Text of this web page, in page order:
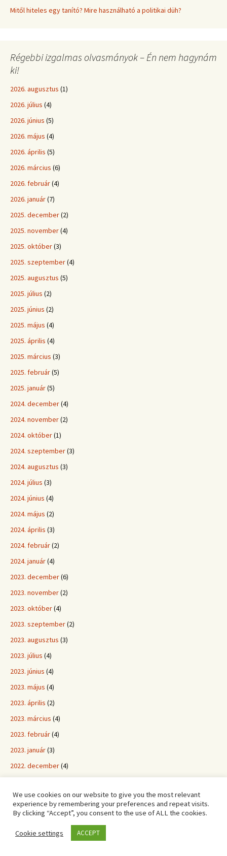
Mitől hiteles egy tanító? Mire használható a politikai düh?
Régebbi izgalmas olvasmányok – Én nem hagynám
ki!
2026. augusztus (1)
2026. július (4)
2026. június (5)
2026. május (4)
2026. április (5)
2026. március (6)
2026. február(4)
2026. január(7)
2025. december(2)
2025. november(4)
2025. október(3)
2025. szeptember(4)
2025. augusztus (5)
2025. július (2)
2025. június (2)
2025. május (4)
2025. április (4)
2025. március (3)
2025. február(5)
2025. január(5)
2024. december(4)
2024. november(2)
2024. október(1)
2024. szeptember(3)
2024. augusztus (3)
2024. július (3)
2024. június (4)
2024. május (2)
2024. április (3)
2024. február(2)
2024. január(4)
2023. december(6)
2023. november(2)
2023. október(4)
2023. szeptember(2)
2023. augusztus (3)
2023. július (4)
2023. június (4)
2023. május (4)
2023. április (2)
2023. március (4)
2023. február(4)
2023. január(3)
2022. december(4)
2022. október(6)
2022. szeptember(2)
2022. augusztus
We use cookies on our website to give you the most relevant
experience by remembering your preferences and repeat visits.
By clicking “Accept”, you consent to the use of ALL the cookies.
Cookie settings ACCEPT